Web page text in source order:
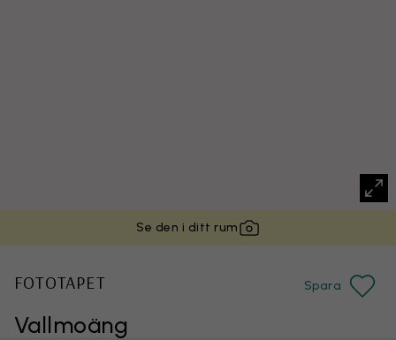
Se den i ditt rum
Vallmoäng
FOTOTAPET Spara